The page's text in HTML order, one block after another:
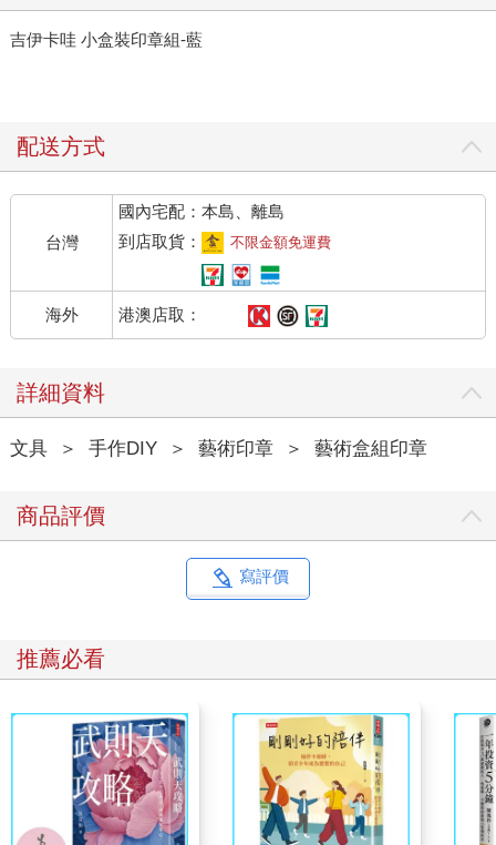
吉伊卡哇 小盒裝印章組-藍
配送方式
台灣
國內宅配：本島、離島
到店取貨：
不限金額免運費
海外 港澳店取：
詳細資料
文具 ＞ 手作DIY ＞ 藝術印章 ＞ 藝術盒組印章
商品評價
寫評價
推薦必看